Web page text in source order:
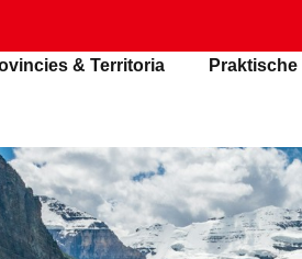
& Territoria